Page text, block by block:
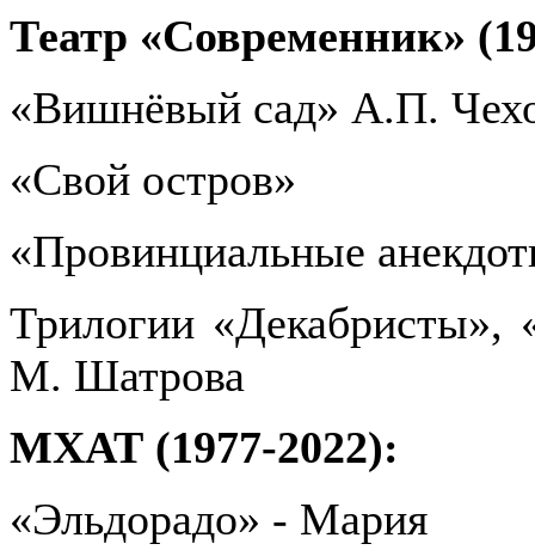
Театр «Современник»
«Вишнёвый сад» А.П.
«Свой остров»
«Провинциальные
Трилогии «Декабристы»,
М. Шатрова
МХАТ (1977-2022):
«Эльдорадо» - Мария